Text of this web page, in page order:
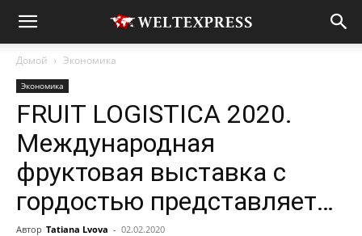
Домой Экономика
Экономика
FRUIT LOGISTICA 2020.
Международная
фруктовая выставка с
гордостью представляет…
Автор Tatiana Lvova - 02.02.2020